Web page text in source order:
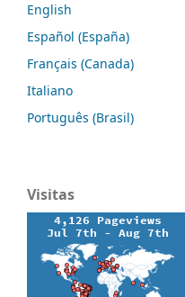
English
Español (España)
Français (Canada)
Italiano
Português (Brasil)
Visitas